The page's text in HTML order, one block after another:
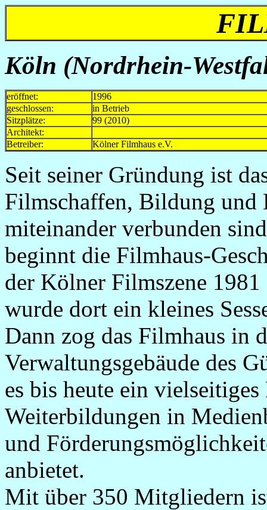
Köln (Nordrhein-
eröffnet:
1996
geschlossen:
in Betrieb
Sitzplätze:
99 (2010)
Architekt:
Betreiber:
Kölner Filmhaus e.V.
Seit seiner Gründung ist
Filmschaffen, Bildung
miteinander verbunden
beginnt die Filmhaus-
der Kölner Filmszene
wurde dort ein kleines
Dann zog das Filmhaus in
Verwaltungsgebäude des
es bis heute ein
Weiterbildungen in
und
anbietet.
Mit über 350 Mitgliedern